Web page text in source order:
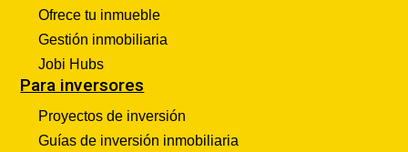
Ofrece tu inmueble
Gestión inmobiliaria
Jobi Hubs
Para inversores
Proyectos de inversión
Guías de inversión inmobiliaria